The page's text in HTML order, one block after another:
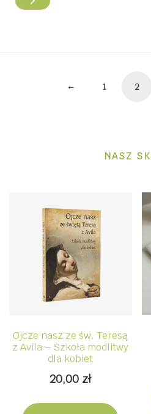
Stronicowanie
← 1 2
NASZ
Ojcze nasz ze św. Teresą
z Avila – Szkoła modlitwy
dla kobiet
20,00 zł